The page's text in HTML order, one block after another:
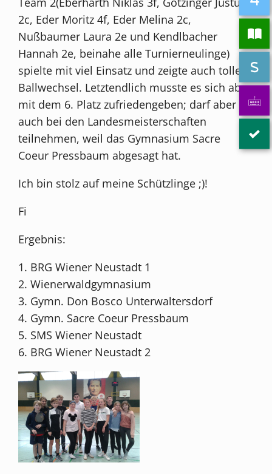
2c, Eder Moritz 4f, Eder Melina 2c,
Nußbaumer Laura 2e und Kendlbacher
Hannah 2e, beinahe alle Turnierneulinge)
spielte mit viel Einsatz und zeigte auch tolle
Ballwechsel. Letztendlich musste es sich aber
mit dem 6. Platz zufriedengeben; darf aber
auch bei den Landesmeisterschaften
teilnehmen, weil das Gymnasium Sacre
Coeur Pressbaum abgesagt hat.
Ich bin stolz auf meine Schützlinge ;)!
Fi
Ergebnis:
1. BRG Wiener Neustadt 1
2. Wienerwaldgymnasium
3. Gymn. Don Bosco Unterwaltersdorf
4. Gymn. Sacre Coeur Pressbaum
5. SMS Wiener Neustadt
6. BRG Wiener Neustadt 2